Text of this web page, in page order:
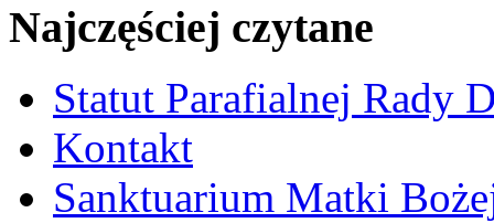
Najczęściej czytane
Statut Parafialnej Rady
Kontakt
Sanktuarium Matki